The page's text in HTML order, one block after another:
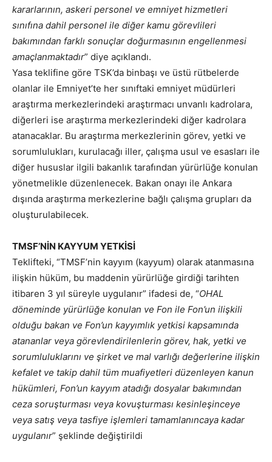
kararlarının, askeri personel ve emniyet hizmetleri
sınıfına dahil personel ile diğer kamu görevlileri
bakımından farklı sonuçlar doğurmasının engellenmesi
amaçlanmaktadır” diye açıklandı.
Yasa teklifine göre TSK’da binbaşı ve üstü rütbelerde
olanlar ile Emniyet’te her sınıftaki emniyet müdürleri
araştırma merkezlerindeki araştırmacı unvanlı kadrolara,
diğerleri ise araştırma merkezlerindeki diğer kadrolara
atanacaklar. Bu araştırma merkezlerinin görev, yetki ve
sorumlulukları, kurulacağı iller, çalışma usul ve esasları ile
diğer hususlar ilgili bakanlık tarafından yürürlüğe konulan
yönetmelikle düzenlenecek. Bakan onayı ile Ankara
dışında araştırma merkezlerine bağlı çalışma grupları da
oluşturulabilecek.
TMSF’NİN KAYYUM YETKİSİ
Teklifteki, “TMSF’nin kayyım (kayyum) olarak atanmasına
ilişkin hüküm, bu maddenin yürürlüğe girdiği tarihten
itibaren 3 yıl süreyle uygulanır” ifadesi de, “OHAL
döneminde yürürlüğe konulan ve Fon ile Fon’un ilişkili
olduğu bakan ve Fon’un kayyımlık yetkisi kapsamında
atananlar veya görevlendirilenlerin görev, hak, yetki ve
sorumluluklarını ve şirket ve mal varlığı değerlerine ilişkin
kefalet ve takip dahil tüm muafiyetleri düzenleyen kanun
hükümleri, Fon’un kayyım atadığı dosyalar bakımından
ceza soruşturması veya kovuşturması kesinleşinceye
veya satış veya tasfiye işlemleri tamamlanıncaya kadar
uygulanır” şeklinde değiştirildi